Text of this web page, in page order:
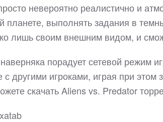
невероятно реалистично и
планете, выполнять задания в
лишь своим внешним видом, и
порадует сетевой режим
другими игроками, играя при этом
скачать Aliens vs. Predator